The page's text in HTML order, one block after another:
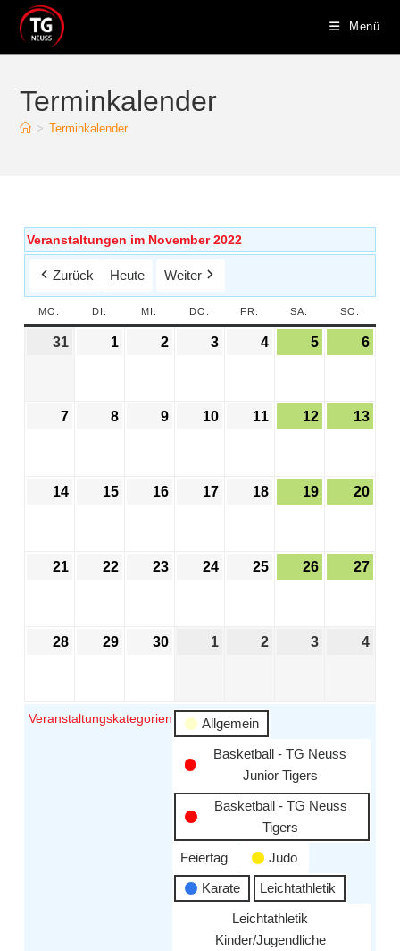
Menü
Terminkalender
> Terminkalender
Veranstaltungen im November 2022
Zurück Heute Weiter
MO. DI. MI. DO. FR. SA. SO.
31 1 2 3 4 5 6
7 8 9 10 11 12 13
14 15 16 17 18 19 20
21 22 23 24 25 26 27
28 29 30 1 2 3 4
Veranstaltungskategorien
Allgemein
Basketball - TG Neuss
Junior Tigers
Basketball - TG Neuss
Tigers
Feiertag
Judo
Karate
Leichtathletik
Leichtathletik
Kinder/Jugendliche